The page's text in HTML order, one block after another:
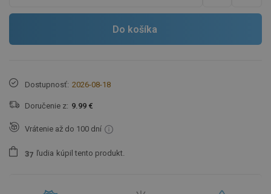
Do košíka
Dostupnosť: 2026-08-18
Doručenie z: 9.99 €
Vrátenie až do 100 dní
37 ľudia kúpil tento produkt.